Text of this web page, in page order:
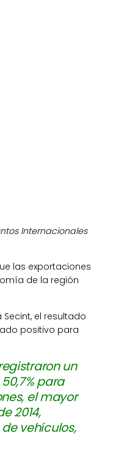
Internacionales
las exportaciones
de la región
el resultado
positivo para
un
para
el mayor
2014,
vehículos,